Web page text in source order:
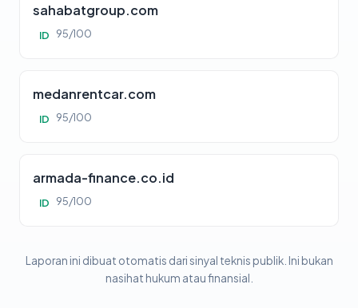
sahabatgroup.com
ID 95/100
medanrentcar.com
ID 95/100
armada-finance.co.id
ID 95/100
Laporan ini dibuat otomatis dari sinyal teknis publik. Ini bukan
nasihat hukum atau finansial.